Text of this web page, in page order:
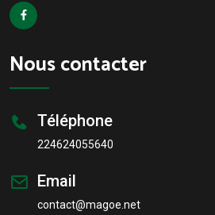
Nous contacter
Téléphone
224624055640
Email
contact@magoe.net